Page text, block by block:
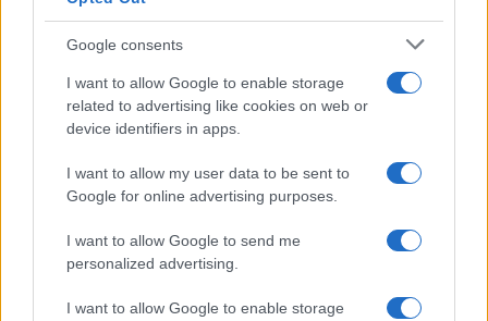
Google consents
I want to allow Google to enable storage
related to advertising like cookies on web or
device identifiers in apps.
I want to allow my user data to be sent to
Google for online advertising purposes.
I want to allow Google to send me
personalized advertising.
I want to allow Google to enable storage
gondolatok megszületésére inspirált a Művészet közege
című konferencia felkérése is.Kívül csend, bennem
dallamokcímű előadásomban azt a témát jártam körül, hogy
témaváltások a művészetben a járvány következtében, és
e magukban.
Különleges alkalom volt 2021-ben számomra, hogy a VI.